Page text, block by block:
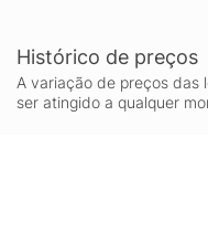
Histórico de preços
A variação de preços das
ser atingido a qualquer